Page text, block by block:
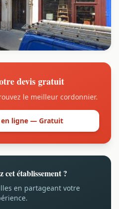
devis gratuit
le meilleur cordonnier.
en ligne — Gratuit
cet établissement ?
en partageant votre